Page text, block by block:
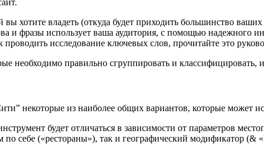
вы хотите владеть (откуда будет приходить большинство
и фразы использует ваша аудитория, с помощью надежного
исследование ключевых слов, прочитайте это
необходимо правильно сгруппировать и
некоторые из наиболее общих вариантов, которые может
будет отличаться в зависимости от параметров
себе («рестораны»), так и географический модификатор